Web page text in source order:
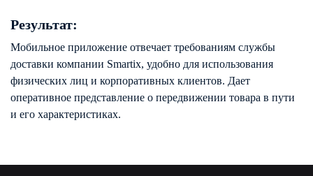
Результат:
Мобильное приложение отвечает требованиям службы
доставки компании Smartix, удобно для использования
физических лиц и корпоративных клиентов. Дает
оперативное представление о передвижении товара в пути
и его характеристиках.